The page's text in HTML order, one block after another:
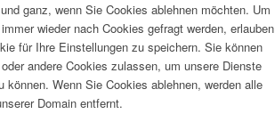
ganz, wenn Sie Cookies ablehnen möchten. Um
wieder nach Cookies gefragt werden, erlauben
für Ihre Einstellungen zu speichern. Sie können
andere Cookies zulassen, um unsere Dienste
können. Wenn Sie Cookies ablehnen, werden alle
Domain entfernt.